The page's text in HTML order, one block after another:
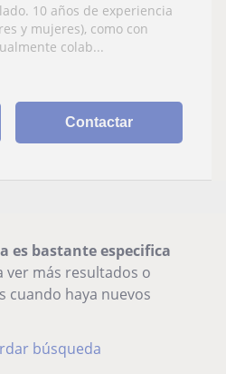
10 años de experiencia
y mujeres), como con
colab...
Contactar
es bastante especifica
ver más resultados o
cuando haya nuevos
búsqueda